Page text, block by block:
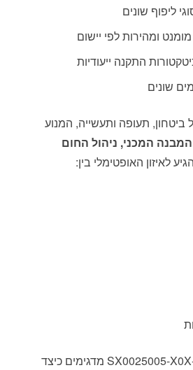
ליפוף שונים
ומהירות לפי יישום
התקנה ייעודיות
שונים
ביטחון, תעופה ותעשייה, המנוע
המכני, ניהול החום
לאיזון האופטימלי בין:
ה-MF0060008-X0 וה-SX0025005-X0X מדגימים כיצד